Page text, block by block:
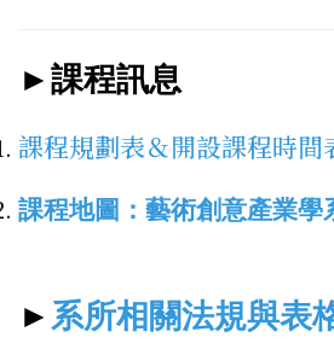
►課程訊息
課程規劃表＆開設課程時間
課程地圖：藝術創意產業學
► 系所相關法規與表